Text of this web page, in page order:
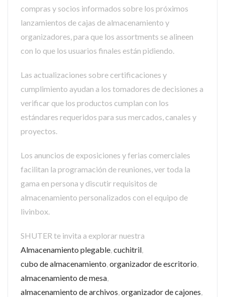
compras y socios informados sobre los próximos
lanzamientos de cajas de almacenamiento y
organizadores, para que los assortments se alineen
con lo que los usuarios finales están pidiendo.
Las actualizaciones sobre certificaciones y
cumplimiento ayudan a los tomadores de decisiones a
verificar que los productos cumplan con los
estándares requeridos para sus mercados, canales y
proyectos.
Los anuncios de exposiciones y ferias comerciales
facilitan la programación de reuniones, ver toda la
gama en persona y discutir requisitos de
almacenamiento personalizados con el equipo de
livinbox.
SHUTER te invita a explorar nuestra
Almacenamiento plegable,cuchitril,
cubo de almacenamiento,organizador de escritorio,
almacenamiento de mesa,
almacenamiento de archivos,organizador de cajones,